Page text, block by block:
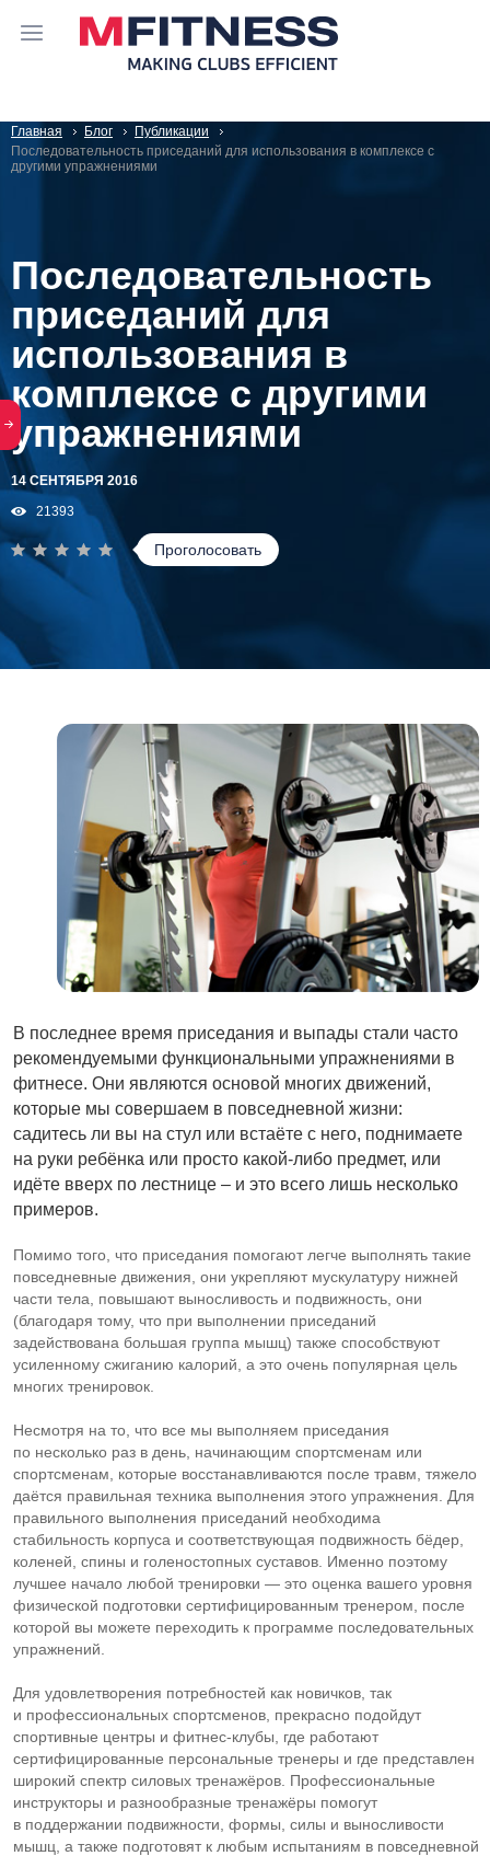
Главная Блог
Публикации
Последовательность приседаний для использования в комплексе с
другими упражнениями
Последовательность
приседаний для
использования в
комплексе с другими
упражнениями
14 СЕНТЯБРЯ 2016
21393
Проголосовать
В последнее время приседания и выпады стали часто
рекомендуемыми функциональными упражнениями в
фитнесе. Они являются основой многих движений,
которые мы совершаем в повседневной жизни:
садитесь ли вы на стул или встаёте с него, поднимаете
на руки ребёнка или просто какой-либо предмет, или
идёте вверх по лестнице – и это всего лишь несколько
примеров.
Помимо того, что приседания помогают легче выполнять такие
повседневные движения, они укрепляют мускулатуру нижней
части тела, повышают выносливость и подвижность, они
(благодаря тому, что при выполнении приседаний
задействована большая группа мышц) также способствуют
усиленному сжиганию калорий, а это очень популярная цель
многих тренировок.
Несмотря на то, что все мы выполняем приседания
по несколько раз в день, начинающим спортсменам или
спортсменам, которые восстанавливаются после травм, тяжело
даётся правильная техника выполнения этого упражнения. Для
правильного выполнения приседаний необходима
стабильность корпуса и соответствующая подвижность бёдер,
коленей, спины и голеностопных суставов. Именно поэтому
лучшее начало любой тренировки — это оценка вашего уровня
физической подготовки сертифицированным тренером, после
которой вы можете переходить к программе последовательных
упражнений.
Для удовлетворения потребностей как новичков, так
и профессиональных спортсменов, прекрасно подойдут
спортивные центры и фитнес-клубы , где работают
сертифицированные персональные тренеры и где представлен
широкий спектр силовых тренажёров. Профессиональные
инструкторы и разнообразные тренажёры помогут
в поддержании подвижности, формы, силы и выносливости
мышц, а также подготовят к любым испытаниям в повседневной